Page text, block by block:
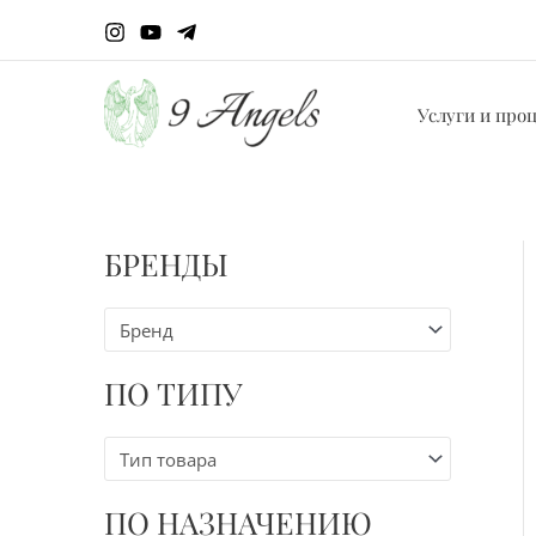
Услуги и
БРЕНДЫ
Бренд
ПО ТИПУ
Тип товара
ПО НАЗНАЧЕНИЮ